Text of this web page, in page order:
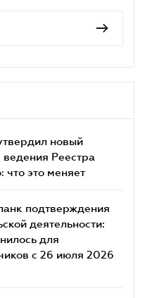
новый
Реестра
что это меняет
подтверждения
деятельности:
для
с 26 июля 2026